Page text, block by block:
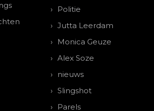
Politie
Jutta Leerdam
Monica Geuze
Alex Soze
nieuws
Slingshot
Parels